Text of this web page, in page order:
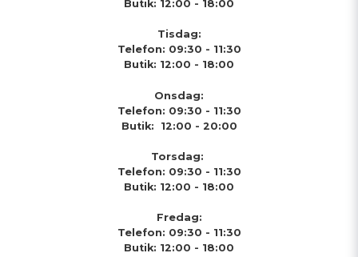
Butik: 12:00 - 18:00
Tisdag:
Telefon: 09:30 - 11:30
Butik: 12:00 - 18:00
Onsdag:
Telefon: 09:30 - 11:30
Butik: 12:00 - 20:00
Torsdag:
Telefon: 09:30 - 11:30
Butik: 12:00 - 18:00
Fredag:
Telefon: 09:30 - 11:30
Butik: 12:00 - 18:00